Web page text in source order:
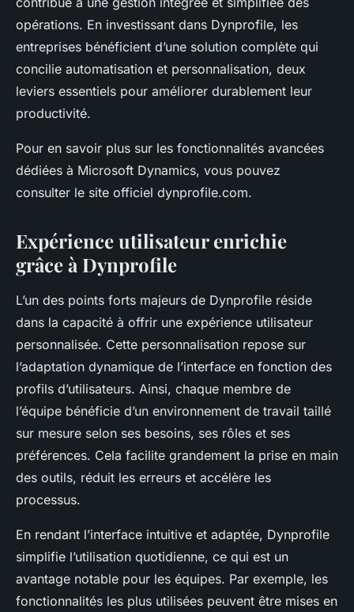
opérations. En investissant dans Dynprofile, les
entreprises bénéficient d’une solution complète qui
concilie automatisation et personnalisation, deux
leviers essentiels pour améliorer durablement leur
productivité.
Pour en savoir plus sur les fonctionnalités avancées
dédiées à Microsoft Dynamics, vous pouvez
consulter le site officiel dynprofile.com.
Expérience utilisateur enrichie
grâce à Dynprofile
L’un des points forts majeurs de Dynprofile réside
dans la capacité à offrir une expérience utilisateur
personnalisée. Cette personnalisation repose sur
l’adaptation dynamique de l’interface en fonction des
profils d’utilisateurs. Ainsi, chaque membre de
l’équipe bénéficie d’un environnement de travail taillé
sur mesure selon ses besoins, ses rôles et ses
préférences. Cela facilite grandement la prise en main
des outils, réduit les erreurs et accélère les
processus.
En rendant l’interface intuitive et adaptée, Dynprofile
simplifie l’utilisation quotidienne, ce qui est un
avantage notable pour les équipes. Par exemple, les
fonctionnalités les plus utilisées peuvent être mises en